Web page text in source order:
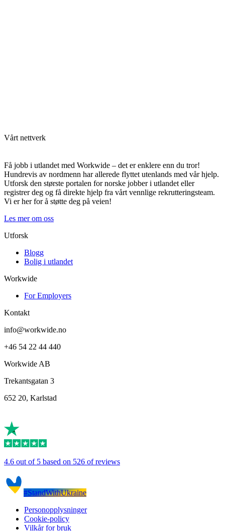
Vårt nettverk
Få jobb i utlandet med Workwide – det er enklere enn du tror!
Hundrevis av nordmenn har allerede flyttet utenlands med vår hjelp.
Utforsk den største portalen for norske jobber i utlandet eller
registrer deg og få direkte hjelp fra vårt vennlige rekrutteringsteam.
Vi er her for å støtte deg på veien!
Les mer om oss
Utforsk
Blogg
Bolig i utlandet
Workwide
For Employers
Kontakt
info@workwide.no
+46 54 22 44 440
Workwide AB
Trekantsgatan 3
652 20, Karlstad
4.6 out of 5 based on 526 of reviews
#StandWithUkraine
Personopplysninger
Cookie-policy
Vilkår for bruk